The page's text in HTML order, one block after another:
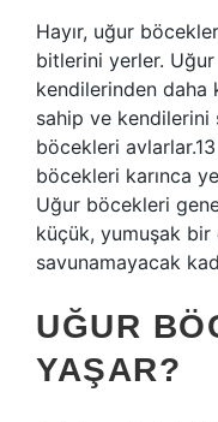
Hayır, uğur
bitlerini yerler.
kendilerinden daha
sahip ve kendilerini
böcekleri
böcekleri karınca
Uğur böcekleri
küçük, yumuşak bir
savunamayacak
UĞUR
YAŞAR?